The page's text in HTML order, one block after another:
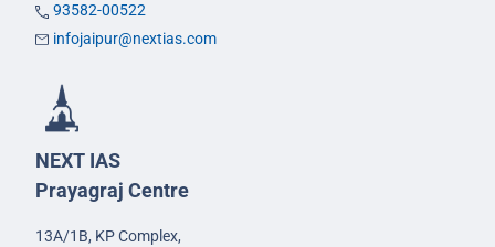
93582-00522
infojaipur@nextias.com
NEXT IAS
Prayagraj Centre
13A/1B, KP Complex,